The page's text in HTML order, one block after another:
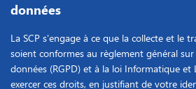
données
La SCP s'engage à ce que la collecte et le
soient conformes au règlement général
données (RGPD) et à la loi Informatique et
exercer ces droits, en justifiant de votre